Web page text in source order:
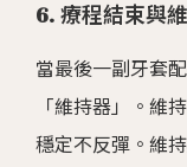
6. 療程結束與
當最後一副牙套
「維持器」。維
穩定不反彈。維